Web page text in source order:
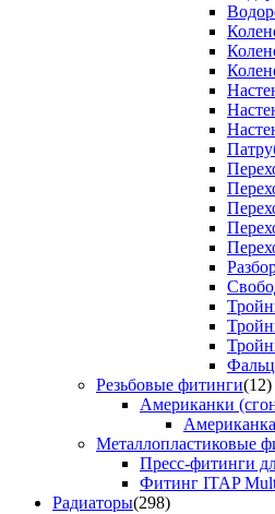
Резьбовые фитинги(12)
Американки
Металлопластиковые
Пресс-фитинги
Фитинг ITAP
Радиаторы(298)